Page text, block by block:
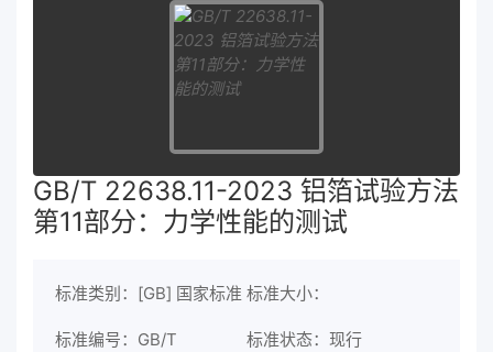
GB/T 22638.11-2023 铝箔试验方法
第11部分：力学性能的测试
标准类别：[GB] 国家标准 标准大小：
标准编号：GB/T
标准状态：现行